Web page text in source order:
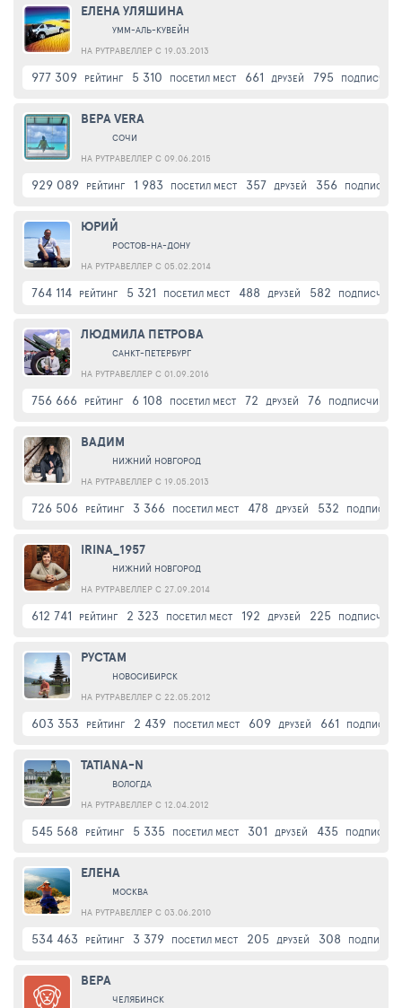
ЕЛЕНА УЛЯШИНА
УММ-АЛЬ-КУВЕЙН
НА РУТРАВЕЛЛЕР С 19.03.2013
977 309 РЕЙТИНГ 5 310 ПОСЕТИЛ МЕСТ 661 ДРУЗЕЙ 795 ПОДПИСЧИКИ
ВЕРА VERA
СОЧИ
НА РУТРАВЕЛЛЕР С 09.06.2015
929 089 РЕЙТИНГ 1 983 ПОСЕТИЛ МЕСТ 357 ДРУЗЕЙ 356
ЮРИЙ
РОСТОВ-НА-ДОНУ
НА РУТРАВЕЛЛЕР С 05.02.2014
764 114 РЕЙТИНГ 5 321 ПОСЕТИЛ МЕСТ 488 ДРУЗЕЙ 582 ПОДПИСЧИКИ
ЛЮДМИЛА ПЕТРОВА
САНКТ-ПЕТЕРБУРГ
НА РУТРАВЕЛЛЕР С 01.09.2016
756 666 РЕЙТИНГ 6 108 ПОСЕТИЛ МЕСТ 72 ДРУЗЕЙ 76 ПОДПИСЧИКИ
ВАДИМ
НИЖНИЙ НОВГОРОД
НА РУТРАВЕЛЛЕР С 19.05.2013
726 506 РЕЙТИНГ 3 366 ПОСЕТИЛ МЕСТ 478 ДРУЗЕЙ 532
IRINA_1957
НИЖНИЙ НОВГОРОД
НА РУТРАВЕЛЛЕР С 27.09.2014
612 741 РЕЙТИНГ 2 323 ПОСЕТИЛ МЕСТ 192 ДРУЗЕЙ 225 ПОДПИСЧИКИ
РУСТАМ
НОВОСИБИРСК
НА РУТРАВЕЛЛЕР С 22.05.2012
603 353 РЕЙТИНГ 2 439 ПОСЕТИЛ МЕСТ 609 ДРУЗЕЙ 661
TATIANA-N
ВОЛОГДА
НА РУТРАВЕЛЛЕР С 12.04.2012
545 568 РЕЙТИНГ 5 335 ПОСЕТИЛ МЕСТ 301 ДРУЗЕЙ 435
ЕЛЕНА
МОСКВА
НА РУТРАВЕЛЛЕР С 03.06.2010
534 463 РЕЙТИНГ 3 379 ПОСЕТИЛ МЕСТ 205 ДРУЗЕЙ 308
ВЕРА
ЧЕЛЯБИНСК